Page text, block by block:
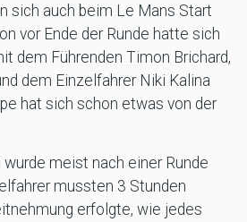
sich auch beim Le Mans Start
vor Ende der Runde hatte sich
dem Führenden Timon Brichard,
dem Einzelfahrer Niki Kalina
hat sich schon etwas von der
meist nach einer Runde
mussten 3 Stunden
erfolgte, wie jedes